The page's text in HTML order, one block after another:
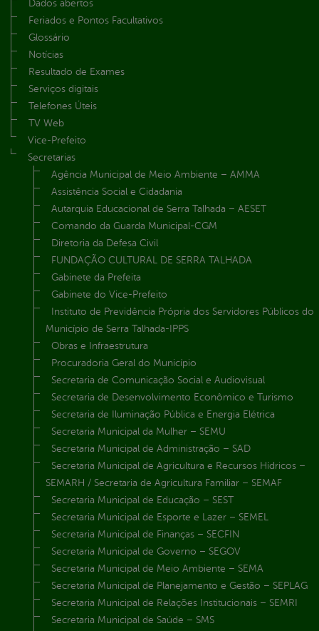
Dados abertos
Feriados e Pontos Facultativos
Glossário
Notícias
Resultado de Exames
Serviços digitais
Telefones Úteis
TV Web
Vice-Prefeito
Secretarias
Agência Municipal de Meio Ambiente – AMMA
Assistência Social e Cidadania
Autarquia Educacional de Serra Talhada – AESET
Comando da Guarda Municipal-CGM
Diretoria da Defesa Civil
FUNDAÇÃO CULTURAL DE SERRA TALHADA
Gabinete da Prefeita
Gabinete do Vice-Prefeito
Instituto de Previdência Própria dos Servidores Públicos do
Município de Serra Talhada-IPPS
Obras e Infraestrutura
Procuradoria Geral do Município
Secretaria de Comunicação Social e Audiovisual
Secretaria de Desenvolvimento Econômico e Turismo
Secretaria de Iluminação Pública e Energia Elétrica
Secretaria Municipal da Mulher – SEMU
Secretaria Municipal de Administração – SAD
Secretaria Municipal de Agricultura e Recursos Hídricos –
SEMARH / Secretaria de Agricultura Familiar – SEMAF
Secretaria Municipal de Educação – SEST
Secretaria Municipal de Esporte e Lazer – SEMEL
Secretaria Municipal de Finanças – SECFIN
Secretaria Municipal de Governo – SEGOV
Secretaria Municipal de Meio Ambiente – SEMA
Secretaria Municipal de Planejamento e Gestão – SEPLAG
Secretaria Municipal de Relações Institucionais – SEMRI
Secretaria Municipal de Saúde – SMS